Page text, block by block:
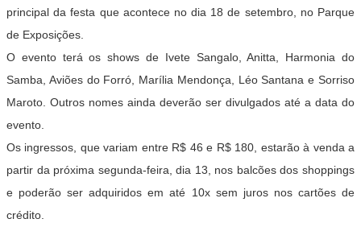
principal da festa que acontece no dia 18 de setembro, no Parque
de Exposições.
O evento terá os shows de Ivete Sangalo, Anitta, Harmonia do
Samba, Aviões do Forró, Marília Mendonça, Léo Santana e Sorriso
Maroto. Outros nomes ainda deverão ser divulgados até a data do
evento.
Os ingressos, que variam entre R$ 46 e R$ 180, estarão à venda a
partir da próxima segunda-feira, dia 13, nos balcões dos shoppings
e poderão ser adquiridos em até 10x sem juros nos cartões de
crédito.